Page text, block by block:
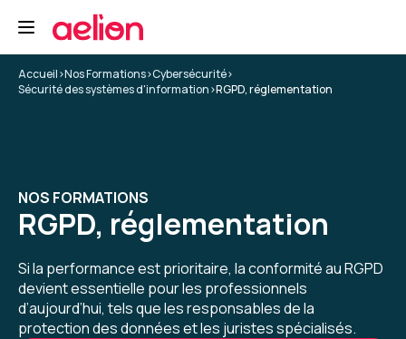
Accueil>Nos Formations>Cybersécurité>
Sécurité des systèmes d'information>RGPD, réglementation
NOS FORMATIONS
RGPD, réglementation
Si la performance est prioritaire, la conformité au RGPD
devient essentielle pour les professionnels
d’aujourd’hui, tels que les responsables de la
protection des données et les juristes spécialisés.
5
Formation : Se mettre en conformité avec le RGPD
Formation pratico pratique permettant de se
mettre en action rapidement
Formation : Se mettre en conformité avec le RGPD